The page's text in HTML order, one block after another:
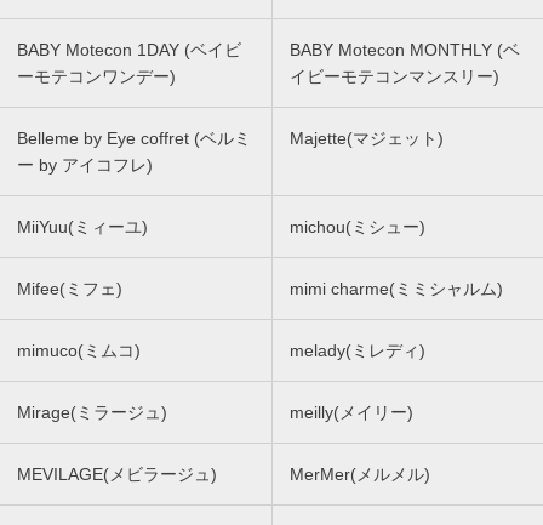
BABY Motecon 1DAY (ベイビ
ーモテコンワンデー)
BABY Motecon MONTHLY (ベ
イビーモテコンマンスリー)
Belleme by Eye coffret (ベルミ
ー by アイコフレ)
Majette(マジェット)
MiiYuu(ミィーユ) michou(ミシュー)
Mifee(ミフェ) mimi charme(ミミシャルム)
mimuco(ミムコ) melady(ミレディ)
Mirage(ミラージュ) meilly(メイリー)
MEVILAGE(メビラージュ) MerMer(メルメル)